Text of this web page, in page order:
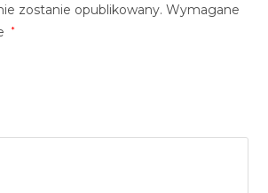
zostanie opublikowany. Wymagane
*